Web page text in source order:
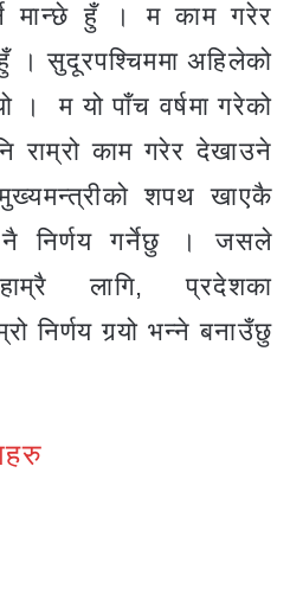
मान्छे हुँ । म काम गरेर
। सुदूरपश्चिममा अहिलेको
। म यो पाँच वर्षमा गरेको
राम्रो काम गरेर देखाउने
शपथ खाएकै
निर्णय गर्नेछु । जसले
लागि, प्रदेशका
निर्णय गर्‍यो भन्ने बनाउँछु